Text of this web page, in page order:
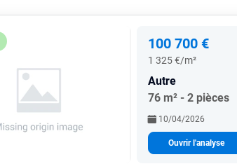
100 700 €
1 325 €/m²
Autre
76 m² - 2 pièces
10/04/2026
Ouvrir l'analyse